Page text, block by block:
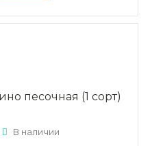
песочная (1 сорт)
В наличии